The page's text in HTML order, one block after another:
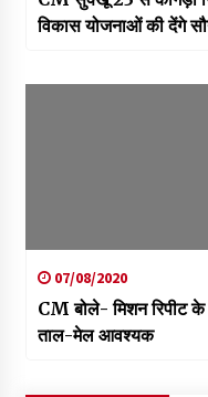
विकास योजनाओं की देंगे
07/08/2020
CM बोले- मिशन रिपीट
ताल-मेल आवश्यक